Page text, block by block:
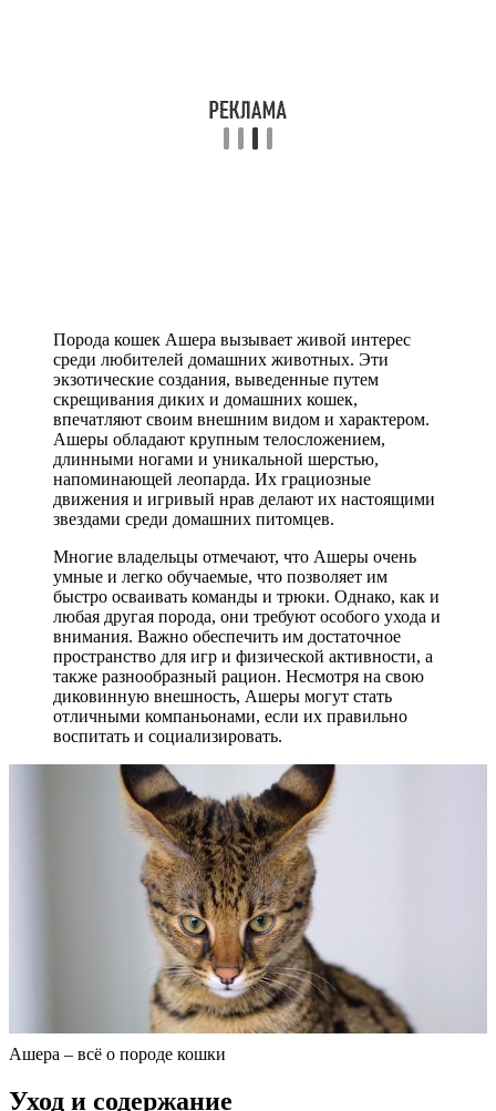
Порода кошек Ашера вызывает живой интерес
среди любителей домашних животных. Эти
экзотические создания, выведенные путем
скрещивания диких и домашних кошек,
впечатляют своим внешним видом и характером.
Ашеры обладают крупным телосложением,
длинными ногами и уникальной шерстью,
напоминающей леопарда. Их грациозные
движения и игривый нрав делают их настоящими
звездами среди домашних питомцев.
Многие владельцы отмечают, что Ашеры очень
умные и легко обучаемые, что позволяет им
быстро осваивать команды и трюки. Однако, как и
любая другая порода, они требуют особого ухода и
внимания. Важно обеспечить им достаточное
пространство для игр и физической активности, а
также разнообразный рацион. Несмотря на свою
диковинную внешность, Ашеры могут стать
отличными компаньонами, если их правильно
воспитать и социализировать.
Ашера – всё о породе кошки
Уход и содержание